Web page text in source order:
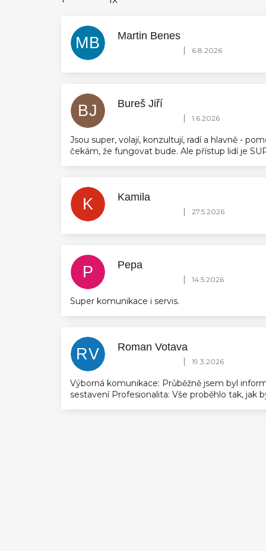
MB Martin Benes
Hodnocení obchodu je 5 z 5
| 6.8.2026
BJ Bureš Jiří
Hodnocení obchodu je 5 z 5
| 1.6.2026
Jsou super, volají, konzultují, radí a hlavně -
čekám, že fungovat bude. Ale přístup lidí je
K Kamila
Hodnocení obchodu je 5 z 5
| 27.5.2026
P Pepa
Hodnocení obchodu je 5 z 5
| 14.5.2026
Super komunikace i servis.
RV Roman Votava
Hodnocení obchodu je 5 z 5
| 19.3.2026
Výborná komunikace: Průběžně jsem byl
sestavení Profesionalita: Vše proběhlo tak, jak